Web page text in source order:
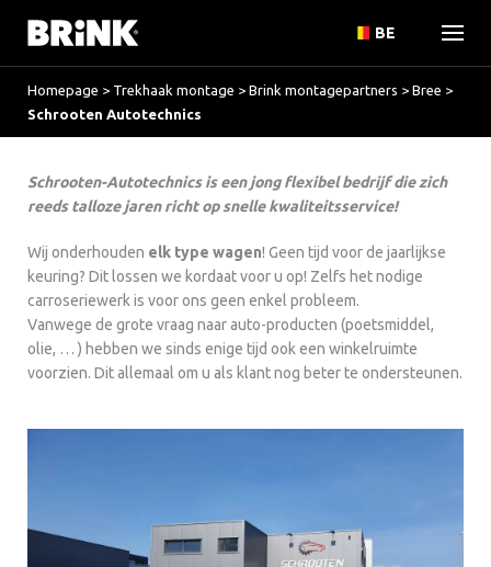
BE
Homepage > Trekhaak montage > Brink montagepartners > Bree >
Schrooten Autotechnics
Schrooten-Autotechnics is een jong flexibel bedrijf die zich
reeds talloze jaren richt op snelle kwaliteitsservice!
Wij onderhouden elk type wagen! Geen tijd voor de jaarlijkse
keuring? Dit lossen we kordaat voor u op! Zelfs het nodige
carroseriewerk is voor ons geen enkel probleem.
Vanwege de grote vraag naar auto-producten (poetsmiddel,
olie, … ) hebben we sinds enige tijd ook een winkelruimte
voorzien. Dit allemaal om u als klant nog beter te ondersteunen.